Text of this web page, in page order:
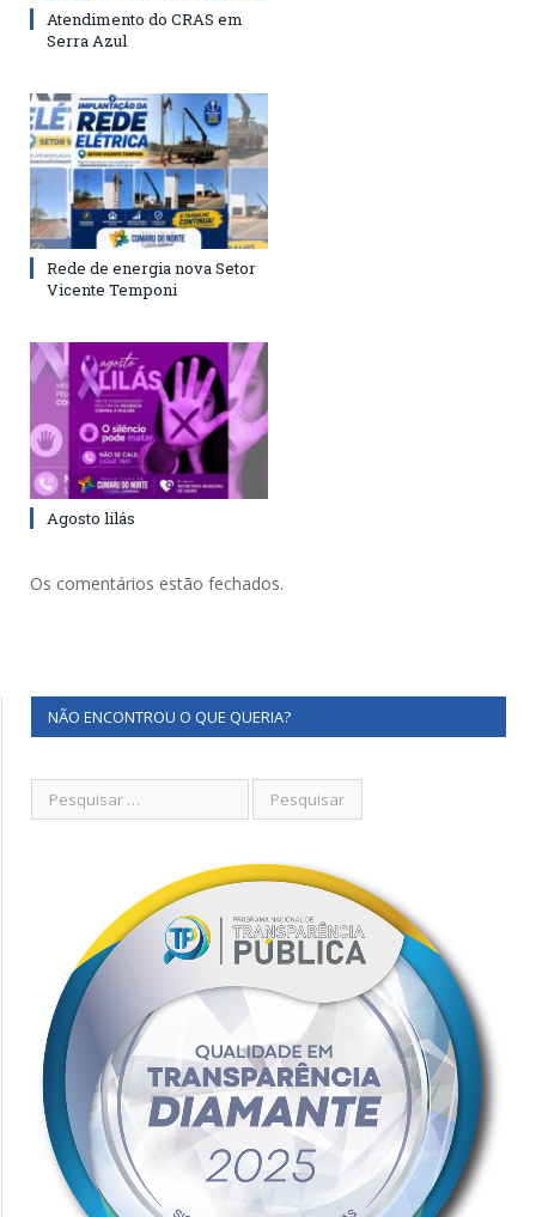
Atendimento do CRAS em
Serra Azul
Rede de energia nova Setor
Vicente Temponi
Agosto lilás
Os comentários estão fechados.
NÃO ENCONTROU O QUE QUERIA?